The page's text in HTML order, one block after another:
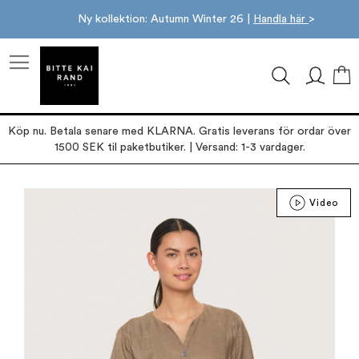
Ny kollektion: Autumn Winter 26 | Handla här >
Köp nu. Betala senare med KLARNA. Gratis leverans för ordar över
1500 SEK til paketbutiker. | Versand: 1-3 vardager.
Video